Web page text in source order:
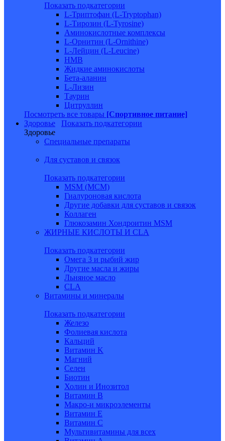
Показать подкатегории
L-Триптофан (L-Tryptophan)
L-Тирозин (L-Tyrosine)
Аминокислотные комплексы
L-Орнитин (L-Ornithine)
L-Лейцин (L-Leucine)
HMB
Жидкие аминокислоты
Бета-аланин
L-Лизин
Таурин
Цитруллин
Посмотреть все товары [Спортивное питание]
Здоровье
Показать подкатегории
Здоровье
Специальные препараты
Для суставов и связок
Показать подкатегории
MSM (МСМ)
Гиалуроновая кислота
Другие добавки для суставов и связок
Коллаген
Глюкозамин Хондроитин MSM
ЖИРНЫЕ КИСЛОТЫ И CLA
Показать подкатегории
Омега 3 и рыбий жир
Другие масла и жиры
Льняное масло
CLA
Витамины и минералы
Показать подкатегории
Железо
Фолиевая кислота
Кальций
Витамин K
Магний
Селен
Биотин
Холин и Инозитол
Витамин B
Макро-и микроэлементы
Витамин Е
Витамин С
Мультивитамины для всех